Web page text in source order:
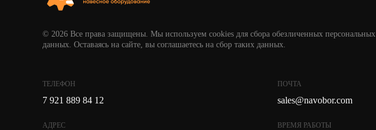
© 2026 Все права защищены. Мы используем cookies для сбора обезличенных персональных
данных. Оставаясь на сайте, вы соглашаетесь на сбор таких данных.
ТЕЛЕФОН
7 921 889 84 12
АДРЕС
ПОЧТА
sales@navobor.com
ВРЕМЯ РАБОТЫ